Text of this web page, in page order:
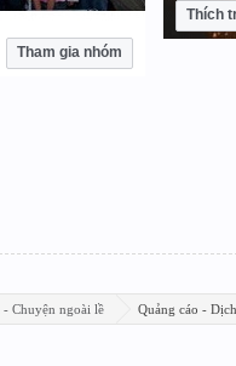
Tham gia nhóm
Thích
Chuyện ngoài lề Quảng cáo -